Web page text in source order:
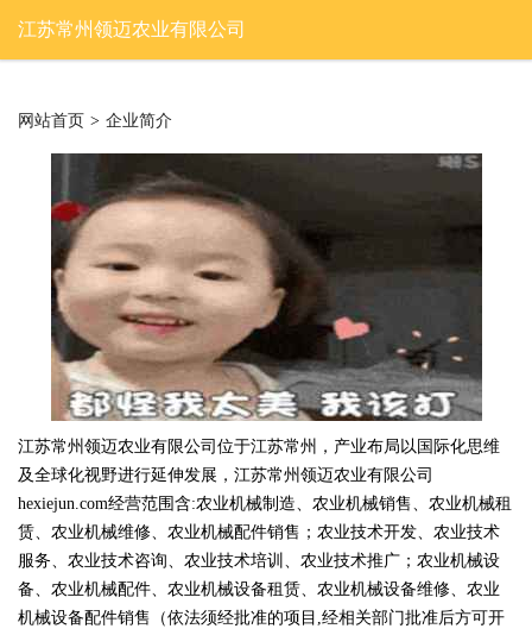
江苏常州领迈农业有限公司
网站首页 > 企业简介
江苏常州领迈农业有限公司位于江苏常州，产业布局以国际化思维
及全球化视野进行延伸发展，江苏常州领迈农业有限公司
hexiejun.com经营范围含:农业机械制造、农业机械销售、农业机械租
赁、农业机械维修、农业机械配件销售；农业技术开发、农业技术
服务、农业技术咨询、农业技术培训、农业技术推广；农业机械设
备、农业机械配件、农业机械设备租赁、农业机械设备维修、农业
机械设备配件销售（依法须经批准的项目,经相关部门批准后方可开